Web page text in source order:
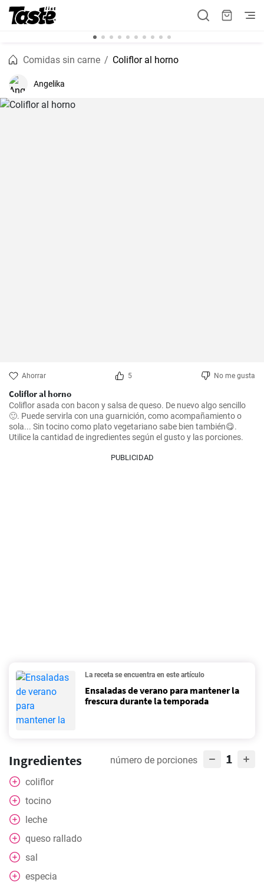
Comidas sin carne Coliflor al horno
Angelika
Ahorrar 5 No me gusta
Coliflor al horno
Coliflor asada con bacon y salsa de queso. De nuevo algo sencillo
🙂. Puede servirla con una guarnición, como acompañamiento o
sola... Sin tocino como plato vegetariano sabe bien también😋.
Utilice la cantidad de ingredientes según el gusto y las porciones.
PUBLICIDAD
La receta se encuentra en este artículo
Ensaladas de verano para mantener la
frescura durante la temporada
Ingredientes número de porciones 1
coliflor
tocino
leche
queso rallado
sal
especia